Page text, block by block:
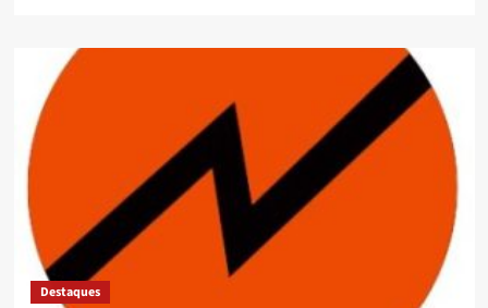
Destaques